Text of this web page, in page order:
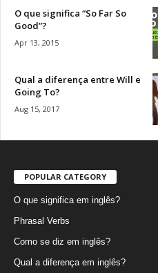
O que significa “So Far So
Good”?
Apr 13, 2015
Qual a diferença entre Will e
Going To?
Aug 15, 2017
POPULAR CATEGORY
O que significa em inglês?
Phrasal Verbs
Como se diz em inglês?
Qual a diferença em inglês?